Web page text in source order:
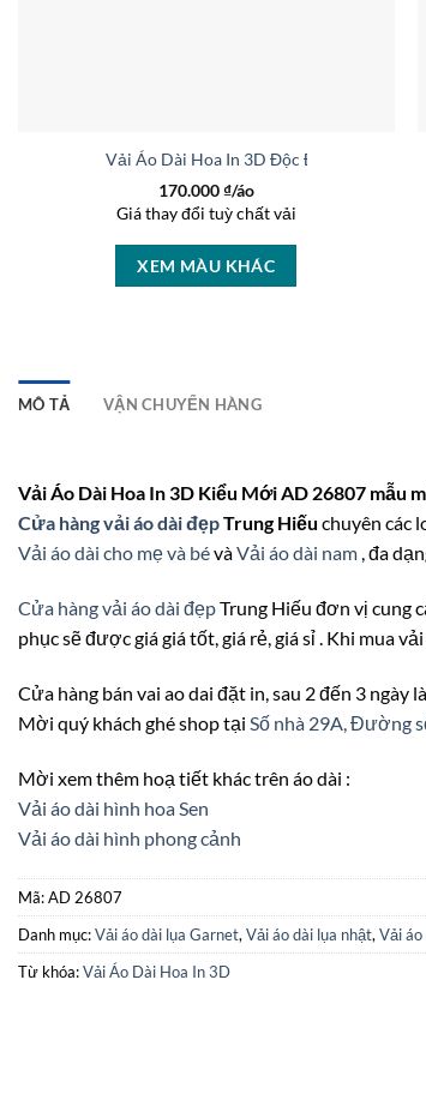
Vải Áo Dài Hoa In 3D Độc Đáo AD 37236
170.000₫/áo
Giá thay đổi tuỳ chất vải
XEM MÀU KHÁC
MÔ TẢ VẬN CHUYỂN HÀNG
Vải Áo Dài Hoa In 3D Kiểu Mới AD 26807 mẫu
Cửa hàng vải áo dài đẹpTrung Hiếu chuyên các
Vải áo dài cho mẹ và bévàVải áo dài nam , đa
Cửa hàng vải áo dài đẹpTrung Hiếu đơn vị cung
phục sẽ được giá giá tốt, giá rẻ, giá sỉ . Khi mua
Cửa hàng bán vai ao dai đặt in, sau 2 đến 3 ngày
Mời quý khách ghé shop tại Số nhà 29A, Đường
Mời xem thêm hoạ tiết khác trên áo dài :
Vải áo dài hình hoa Sen
Vải áo dài hình phong cảnh
Mã:AD 26807
Danh mục:Vải áo dài lụa Garnet, Vải áo dài lụa nhật, Vải
Từ khóa:Vải Áo Dài Hoa In 3D